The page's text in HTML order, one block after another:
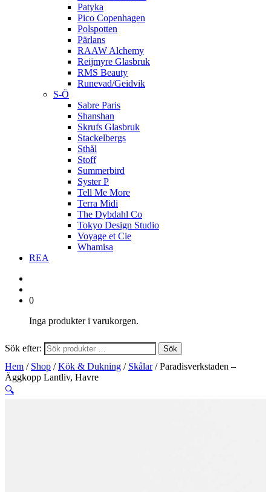
Patyka
Pico Copenhagen
Polspotten
Pärlans
RAAW Alchemy
Reijmyre Glasbruk
RMS Beauty
Runevad/Geidvik
S-Ö
Sabre Paris
Shanshan
Skrufs Glasbruk
Stackelbergs
Sthål
Stoff
Summerbird
Syster P
Tell Me More
Terra Midi
The Dybdahl Co
Tokyo Design Studio
Voyage et Cie
Whamisa
REA
0
Inga produkter i varukorgen.
Sök efter: Sök
Hem / Shop /Kök & Dukning / Skålar/ Paradisverkstaden –
Äggkopp Lantliv, Havre
🔍